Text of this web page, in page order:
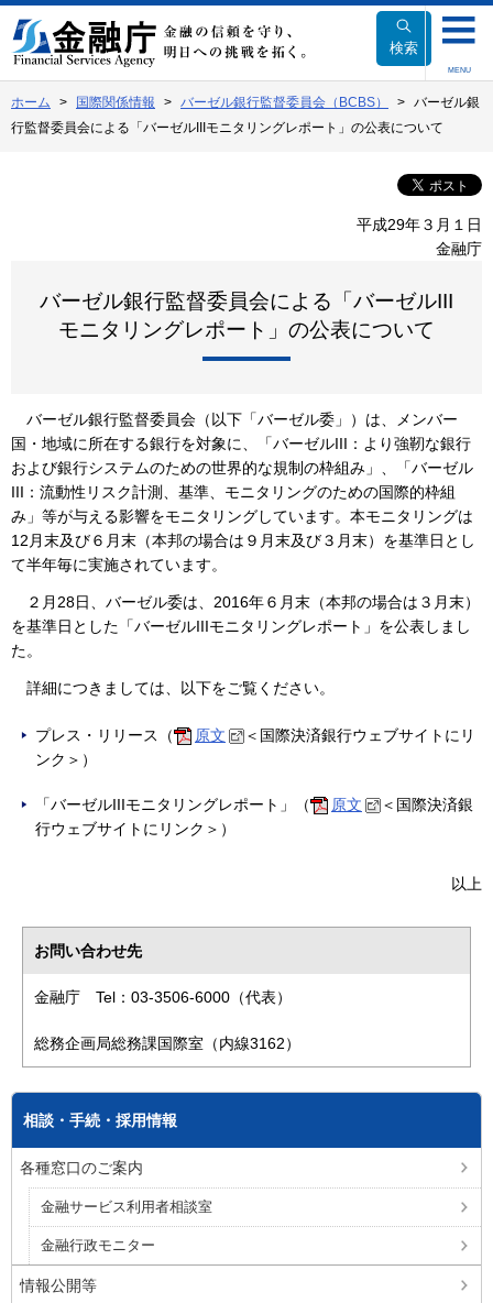
文
へ
動
検索
MENU
ホーム 国際関係情報 バーゼル銀行監督委員会（BCBS）
バーゼル銀
行監督委員会による「バーゼルIIIモニタリングレポート」の公表について
平成29年３月１日
金融庁
バーゼル銀行監督委員会による「バーゼルIII
モニタリングレポート」の公表について
バーゼル銀行監督委員会（以下「バーゼル委」）は、メンバー
国・地域に所在する銀行を対象に、「バーゼルIII：より強靭な銀行
および銀行システムのための世界的な規制の枠組み」、「バーゼル
III：流動性リスク計測、基準、モニタリングのための国際的枠組
み」等が与える影響をモニタリングしています。本モニタリングは
12月末及び６月末（本邦の場合は９月末及び３月末）を基準日とし
て半年毎に実施されています。
２月28日、バーゼル委は、2016年６月末（本邦の場合は３月末）
を基準日とした「バーゼルIIIモニタリングレポート」を公表しまし
た。
詳細につきましては、以下をご覧ください。
プレス・リリース（ 原文
＜国際決済銀行ウェブサイトにリ
ンク＞）
「バーゼルIIIモニタリングレポート」（ 原文
＜国際決済銀
行ウェブサイトにリンク＞）
以上
お問い合わせ先
金融庁 Tel：03-3506-6000（代表）
総務企画局総務課国際室（内線3162）
相談・手続・採用情報
各種窓口のご案内
金融サービス利用者相談室
金融行政モニター
情報公開等